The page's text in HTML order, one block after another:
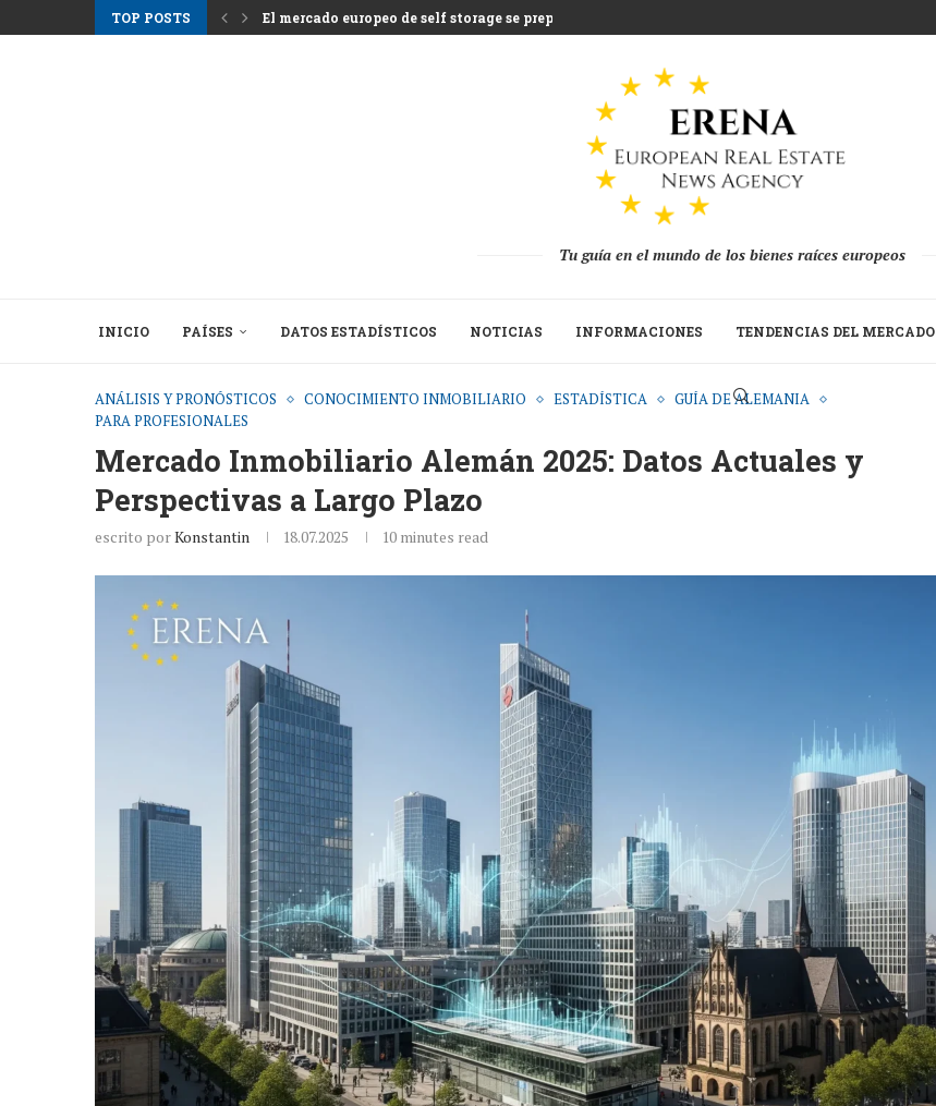
TOP POSTS
El mercado europeo de self storage se prepara...
Tu guía en el mundo de los bienes raíces europeos
INICIO PAÍSES DATOS ESTADÍSTICOS NOTICIAS INFORMACIONES TENDENCIAS DEL MERCADO
ANÁLISIS Y PRONÓSTICOS CONOCIMIENTO INMOBILIARIO ESTADÍSTICA
GUÍA DE ALEMANIA
PARA PROFESIONALES
Mercado Inmobiliario Alemán 2025: Datos Actuales y
Perspectivas a Largo Plazo
escrito porKonstantin 18.07.2025 10 minutes read